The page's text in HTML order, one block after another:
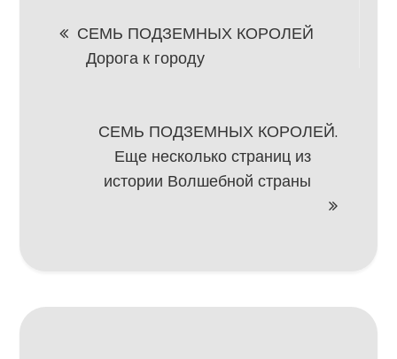
Навигация
записям
СЕМЬ ПОДЗЕМНЫХ КОРОЛЕЙ
Дорога к городу
СЕМЬ ПОДЗЕМНЫХ КОРОЛЕЙ.
Еще несколько страниц из
истории Волшебной страны